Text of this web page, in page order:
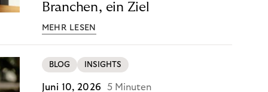
Branchen, ein Ziel
MEHR LESEN
BLOG INSIGHTS
Juni 10, 2026 5 Minuten